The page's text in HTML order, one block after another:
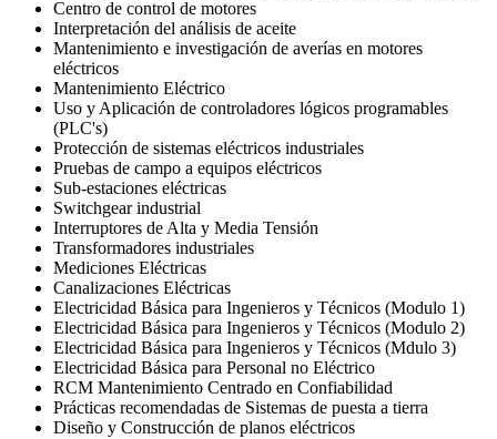
Centro de control de motores
Interpretación del análisis de aceite
Mantenimiento e investigación de averías en motores
eléctricos
Mantenimiento Eléctrico
Uso y Aplicación de controladores lógicos programables
(PLC's)
Protección de sistemas eléctricos industriales
Pruebas de campo a equipos eléctricos
Sub-estaciones eléctricas
Switchgear industrial
Interruptores de Alta y Media Tensión
Transformadores industriales
Mediciones Eléctricas
Canalizaciones Eléctricas
Electricidad Básica para Ingenieros y Técnicos (Modulo 1)
Electricidad Básica para Ingenieros y Técnicos (Modulo 2)
Electricidad Básica para Ingenieros y Técnicos (Mdulo 3)
Electricidad Básica para Personal no Eléctrico
RCM Mantenimiento Centrado en Confiabilidad
Prácticas recomendadas de Sistemas de puesta a tierra
Diseño y Construcción de planos eléctricos